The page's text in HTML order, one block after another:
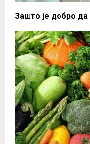
Зашто је добро да